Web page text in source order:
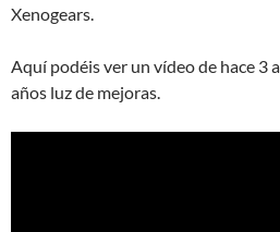
Xenogears.
Aquí podéis ver un vídeo de hace 3
años luz de mejoras.